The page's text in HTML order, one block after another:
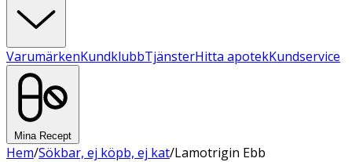
VarumärkenKundklubbTjänsterHitta apotekKundservice
Mina Recept
Hem/Sökbar, ej köpb, ej kat/Lamotrigin Ebb